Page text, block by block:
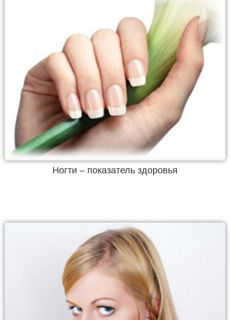
Ногти – показатель здоровья